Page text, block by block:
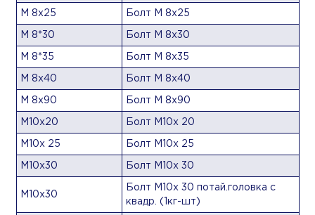
М 8х25 Болт М 8х25
М 8*30 Болт М 8х30
М 8*35 Болт М 8х35
М 8х40 Болт М 8х40
М 8х90 Болт М 8х90
М10х20 Болт М10х 20
М10х 25 Болт М10х 25
М10х30 Болт М10х 30
М10х30
Болт М10х 30 потай.головка с
квадр. (1кг-шт)